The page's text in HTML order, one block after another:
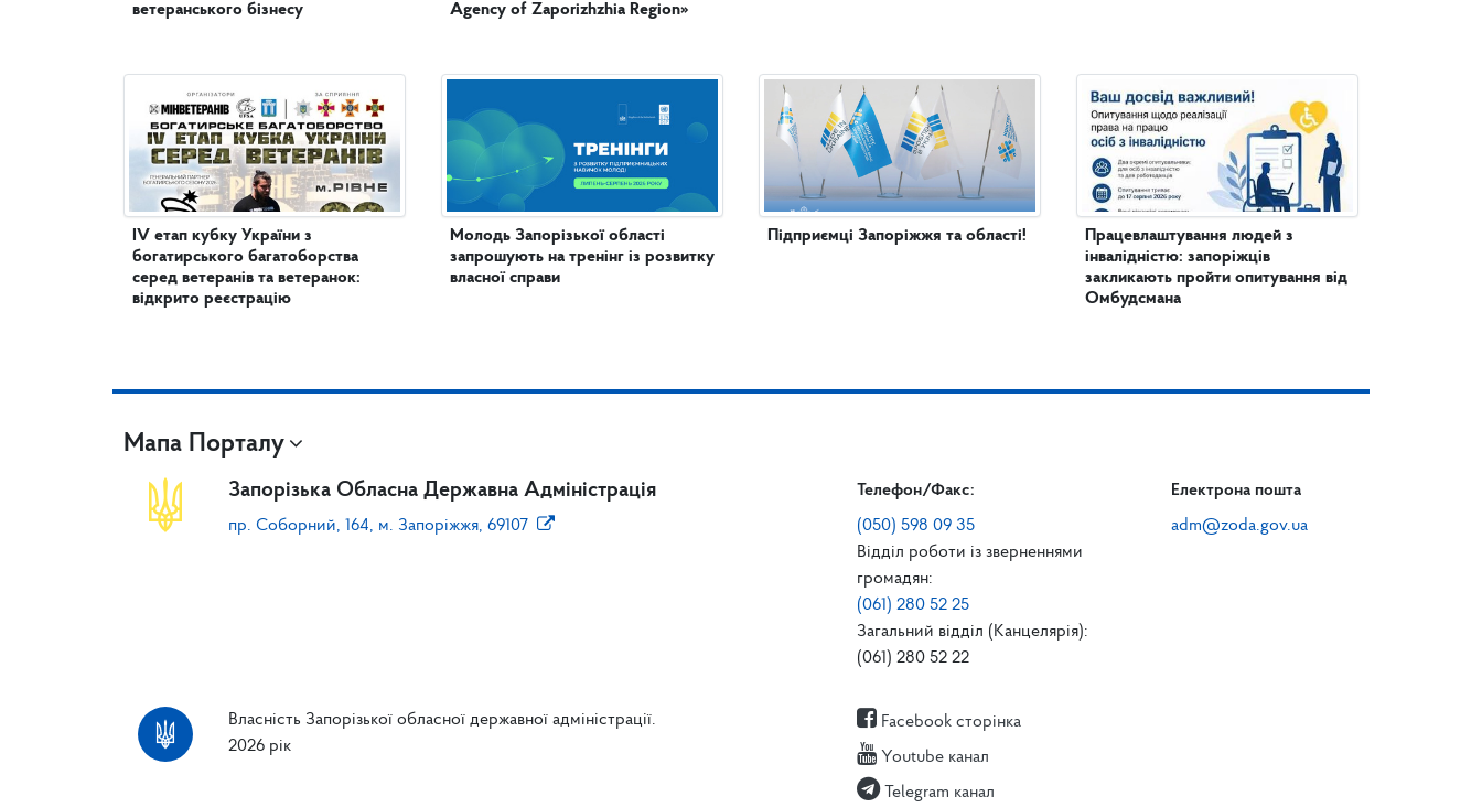
ветеранського бізнесу
IV етап кубку України з
богатирського багатоборства
серед ветеранів та ветеранок:
відкрито реєстрацію
Agency of Zaporizhzhia Region»
Молодь Запорізької області
запрошують на тренінг із розвитку
власної справи
Підприємці Запоріжжя та області!
Працевлаштування людей з
інвалідністю: запоріжців
закликають пройти опитування від
Омбудсмана
Мапа Порталу
Запорізька Обласна Державна Адміністрація
пр. Соборний, 164, м. Запоріжжя, 69107
Телефон/Факс:
(050) 598 09 35
Відділ роботи із зверненнями
громадян:
(061) 280 52 25
Загальний відділ (Канцелярія):
(061) 280 52 22
Електрона пошта
adm@zoda.gov.ua
Власність Запорізької обласної державної адміністрації.
2026 рік
Facebook сторінка
Youtube канал
Telegram канал